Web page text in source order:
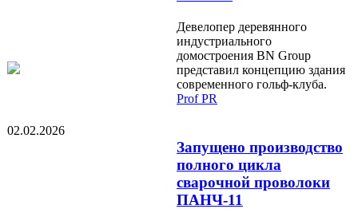
Девелопер деревянного
индустриального
домостроения BN Group
представил концепцию здания
современного гольф-клуба.
Prof PR
02.02.2026
Запущено производство
полного цикла
сварочной проволоки
ПАНЧ-11